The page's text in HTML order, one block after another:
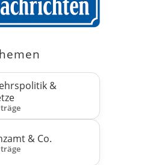
&
& Co.